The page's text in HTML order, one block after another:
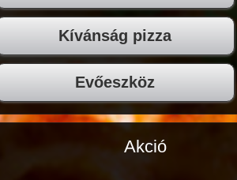
Kívánság pizza
Evőeszköz
Akció